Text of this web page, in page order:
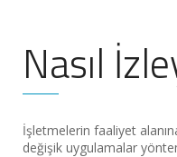
Nasıl
İşletmelerin faaliyet
değişik uygulamalar